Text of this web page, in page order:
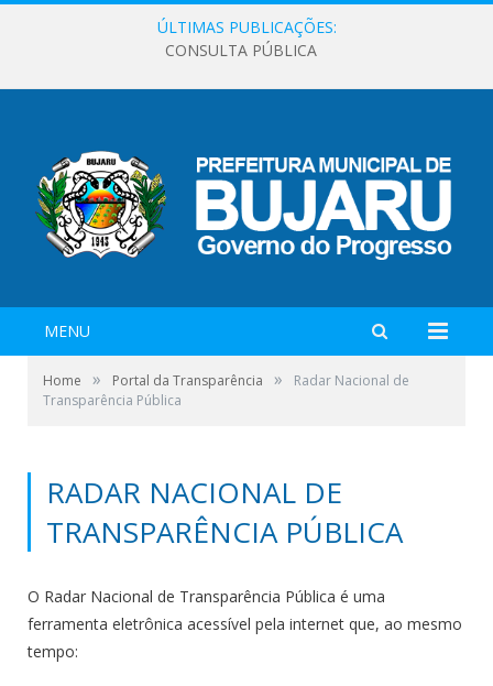
ÚLTIMAS PUBLICAÇÕES:
CONSULTA PÚBLICA
MENU
Home » Portal da Transparência »
Radar Nacional de
Transparência Pública
RADAR NACIONAL DE
TRANSPARÊNCIA PÚBLICA
O Radar Nacional de Transparência Pública é uma
ferramenta eletrônica acessível pela internet que, ao mesmo
tempo: